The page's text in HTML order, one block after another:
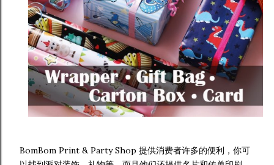
BomBom Print & Party Shop 提供消费者许多的便利，你可